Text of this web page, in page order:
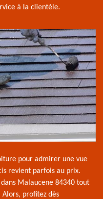
à la clientèle.
pour admirer une vue
revient parfois au prix.
Malaucene 84340 tout
Alors, profitez dès